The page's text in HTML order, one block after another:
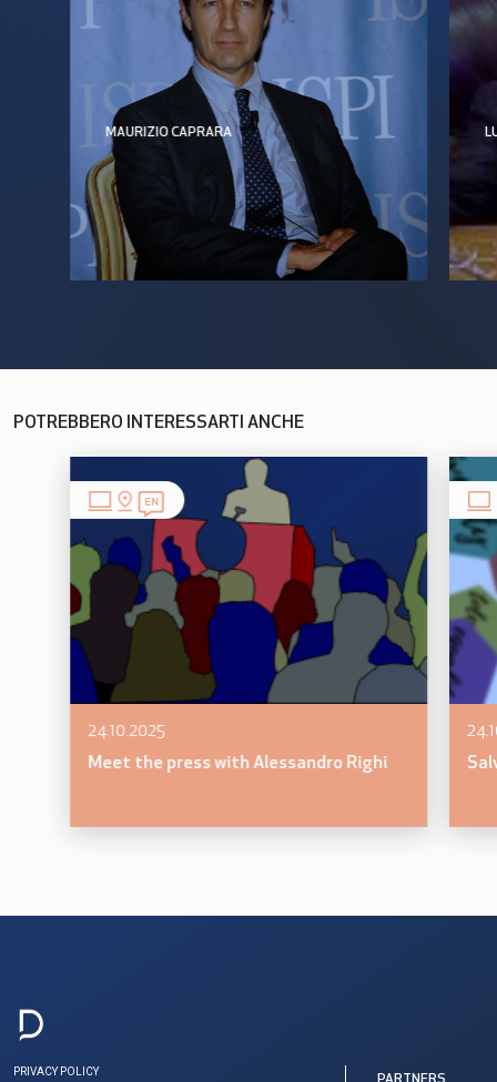
MAURIZIO CAPRARA
POTREBBERO INTERESSARTI ANCHE
EN
24.10.2025
Meet the press with Alessandro Righi
PRIVACY POLICY